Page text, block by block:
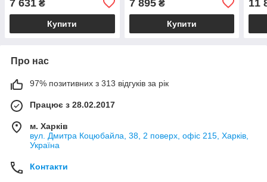
7 631 ₴
Купити
7 895₴
Купити
11
Про нас
97% позитивних з 313 відгуків за рік
Працює з 28.02.2017
м. Харків
вул. Дмитра Коцюбайла, 38, 2 поверх, офіс 215, Харків,
Україна
Контакти